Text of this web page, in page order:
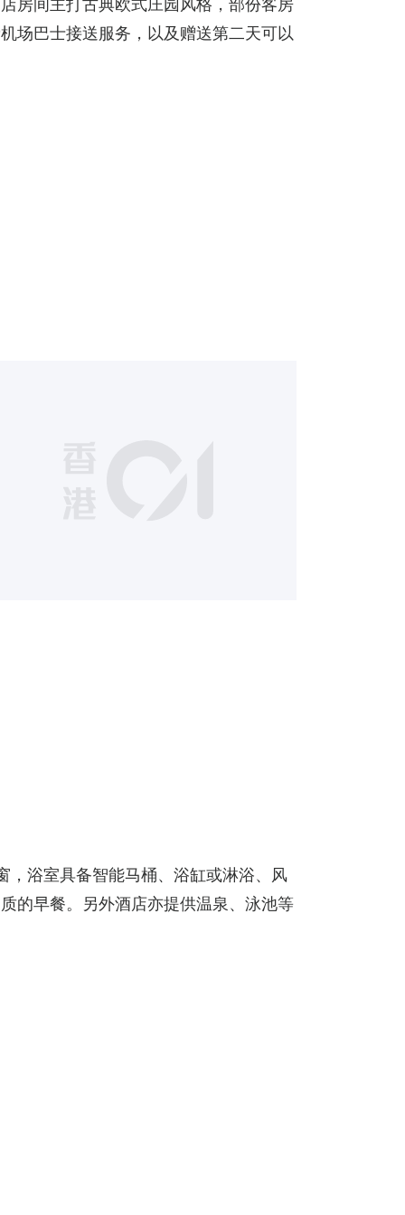
房间主打古典欧式庄园风格，部份客房
场巴士接送服务，以及赠送第二天可以
，浴室具备智能马桶、浴缸或淋浴、风
的早餐。另外酒店亦提供温泉、泳池等